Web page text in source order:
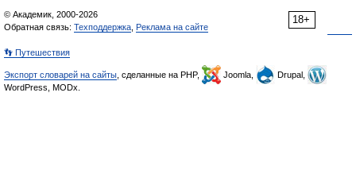
18+
© Академик, 2000-2026
Обратная связь: Техподдержка Реклама на сайте
👣 Путешествия
Экспорт словарей на сайты , сделанные на PHP, Joomla,
Drupal,
WordPress, MODx.